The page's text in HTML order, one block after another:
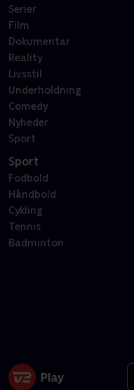
Serier
Film
Dokumentar
Reality
Livsstil
Underholdning
Comedy
Nyheder
Sport
Sport
Fodbold
Håndbold
Cykling
Tennis
Badminton